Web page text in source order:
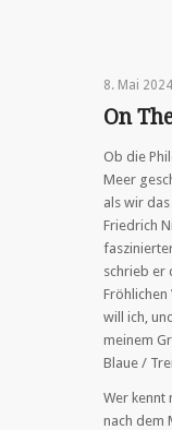
8. Mai 2024
On
Ob die
Meer
als wir
Friedrich
schrieb er
Fröhlichen
will ich,
meinem
Blaue /
Wer kennt
nach dem